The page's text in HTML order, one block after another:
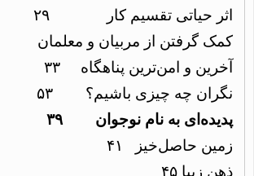
اثر حیاتی تقسیم کار ۲۹
کمک گرفتن از مربیان و معلمان ۳۱
آخرین و امنترین پناهگاه ۳۳
نگران چه چیزی باشیم؟ ۵۳
پدیده ای به نام نوجوان ۳۹
زمین حاصلخیز ۴۱
ذهن زیبا ۴۵